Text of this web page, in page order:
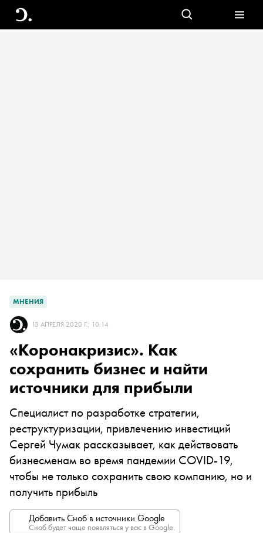
МНЕНИЯ
13 АПРЕЛЯ 2020 Г., 10:14
«Коронакризис». Как
сохранить бизнес и найти
источники для прибыли
Специалист по разработке стратегии,
реструктуризации, привлечению инвестиций
Сергей Чумак рассказывает, как действовать
бизнесменам во время пандемии COVID-19,
чтобы не только сохранить свою компанию, но и
получить прибыль
Добавить Сноб в источники Google
Сноб будет чаще появляться у вас в Google.